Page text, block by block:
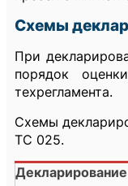
Схемы
При
порядок
техрегламента.
Схемы
ТС 025.
Декларирование